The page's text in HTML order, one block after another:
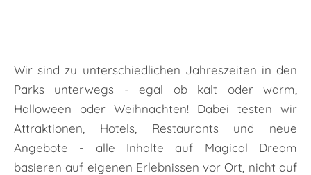
Wir sind zu unterschiedlichen Jahreszeiten in den
Parks unterwegs - egal ob kalt oder warm,
Halloween oder Weihnachten! Dabei testen wir
Attraktionen, Hotels, Restaurants und neue
Angebote - alle Inhalte auf Magical Dream
basieren auf eigenen Erlebnissen vor Ort, nicht auf